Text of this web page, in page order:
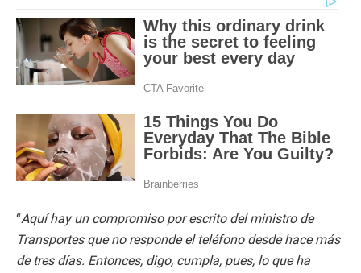
“Aquí hay un compromiso por escrito del ministro de
Transportes que no responde el teléfono desde hace más
de tres días. Entonces, digo, cumpla, pues, lo que ha